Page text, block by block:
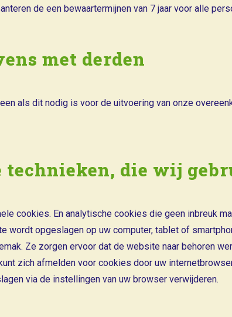
de een bewaartermijnen van 7 jaar voor alle
met derden
als dit nodig is voor de uitvoering van onze
die wij
cookies. En analytische cookies die geen inbreuk
opgeslagen op uw computer, tablet of
Ze zorgen ervoor dat de website naar behoren
zich afmelden voor cookies door uw
via de instellingen van uw browser verwijderen.